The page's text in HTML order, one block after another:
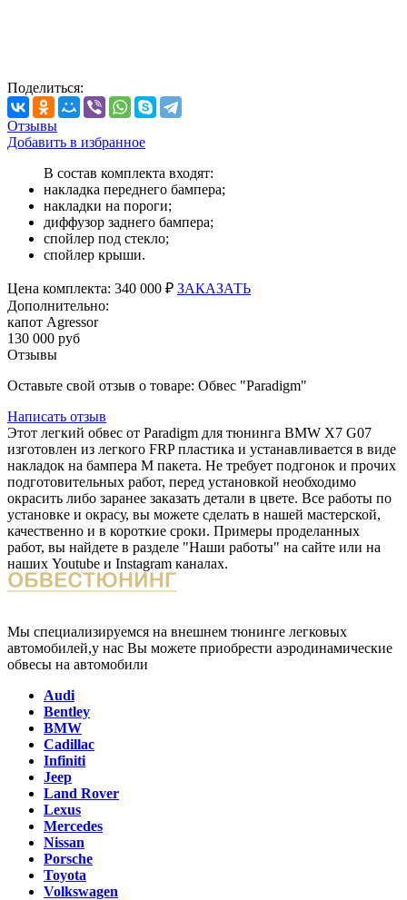
Поделиться:
Отзывы
Добавить в избранное
В состав комплекта входят:
накладка переднего бампера;
накладки на пороги;
диффузор заднего бампера;
спойлер под стекло;
спойлер крыши.
Цена комплекта: 340 000 ₽ ЗАКАЗАТЬ
Дополнительно:
капот Agressor
130 000 руб
Отзывы
Оставьте свой отзыв о товаре: Обвес "Paradigm"
Написать отзыв
Этот легкий обвес от Paradigm для тюнинга BMW X7 G07
изготовлен из легкого FRP пластика и устанавливается в виде
накладок на бампера М пакета. Не требует подгонок и прочих
подготовительных работ, перед установкой необходимо
окрасить либо заранее заказать детали в цвете. Все работы по
установке и окрасу, вы можете сделать в нашей мастерской,
качественно и в короткие сроки. Примеры проделанных
работ, вы найдете в разделе "Наши работы" на сайте или на
наших Youtube и Instagram каналах.
Мы специализируемся на внешнем тюнинге легковых
автомобилей,у нас Вы можете приобрести аэродинамические
обвесы на автомобили
Audi
Bentley
BMW
Cadillac
Infiniti
Jeep
Land Rover
Lexus
Mercedes
Nissan
Porsche
Toyota
Volkswagen